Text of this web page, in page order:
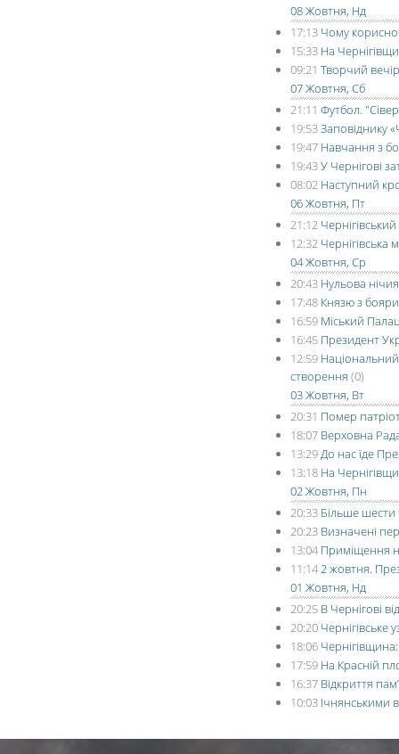
08 Жовтня, Нд
17:13 Чому корисно
15:33 На
09:21 Творчий
07 Жовтня, Сб
21:11 Футбол.
19:53Заповіднику
19:47 Навчання з
19:43У Чернігові
08:02 Наступний
06 Жовтня, Пт
21:12
12:32 Чернігівська
04 Жовтня, Ср
20:43 Нульова
17:48 Князю з
16:59 Міський
16:45 Президент
12:59 Національний
створення (0)
03 Жовтня, Вт
20:31 Помер
18:07 Верховна
13:29До нас їде
13:18 На
02 Жовтня, Пн
20:33 Більше шести
20:23 Визначені
13:04 Приміщення
11:142 жовтня.
01 Жовтня, Нд
20:25 В Чернігові
20:20 Чернігівське
18:06
17:59 На Красній
16:37 Відкриття
10:03 Ічнянськими